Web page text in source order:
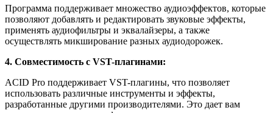
Программа поддерживает множество аудиоэффектов, которые
позволяют добавлять и редактировать звуковые эффекты,
применять аудиофильтры и эквалайзеры, а также
осуществлять микширование разных аудиодорожек.
4. Совместимость с VST-плагинами:
ACID Pro поддерживает VST-плагины, что позволяет
использовать различные инструменты и эффекты,
разработанные другими производителями. Это дает вам